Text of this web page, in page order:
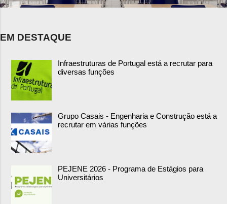
EM DESTAQUE
Infraestruturas de Portugal está a recrutar para
diversas funções
Grupo Casais - Engenharia e Construção está a
recrutar em várias funções
PEJENE 2026 - Programa de Estágios para
Universitários